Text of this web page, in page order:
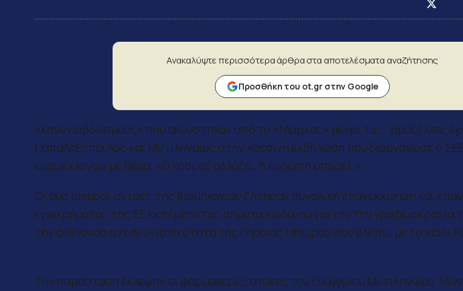
Ανακαλύψτε περισσότερα άρθρα στα αποτελέσματα αναζήτησης
Προσθήκη του ot.gr στην Google
«Κανονιοβολισμούς» που ακούστηκαν από το «Νιάρχος» μέχρι τις… Βρυξέλλες
Παπαλεξόπουλος και Μυτιληναίος στην χθεσινή εκδήλωση που διοργάνωσε ο
ευρωεκλογών με θέμα: «Ο κόσμος αλλάζει, η Ευρώπη μπορεί;»
Οι δύο ισχυροί άντρες της βιομηχανίας ζήτησαν συνολική επανεκκίνηση και
εγχειρήματος της ΕΕ εκπέμποντας σήματα κινδύνου για την την γραφειοκρατία
την φθίνουσα ανταγωνιστικότητα της Γηραιάς Ηπείρου που βλέπει με το κιάλι
Την παράσταση έκλεψαν οι φαρμακερές ατάκες του Ευάγγελου Μυτιληναίου.